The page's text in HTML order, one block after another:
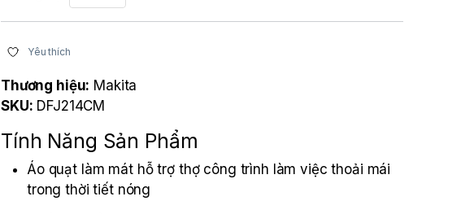
Yêu thích
Thương hiệu: Makita
SKU: DFJ214CM
Tính Năng Sản Phẩm
Áo quạt làm mát hỗ trợ thợ công trình làm việc thoải mái
trong thời tiết nóng